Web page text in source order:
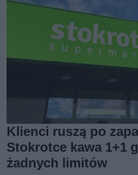
Klienci ruszą po
Stokrotce kawa 1+1
żadnych limitów